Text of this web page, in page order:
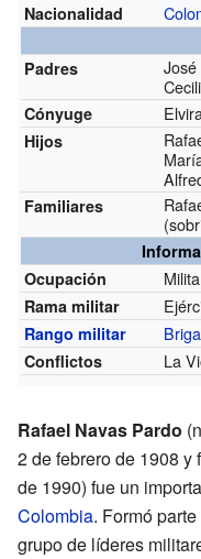
Nacionalidad
Padres
Cónyuge
Hijos
Familiares
Ocupación
Rama militar
Rango militar
Conflictos La
Rafael Navas Pardo
2 de febrero de 1908 y
de 1990) fue un
Colombia. Formó
grupo de líderes